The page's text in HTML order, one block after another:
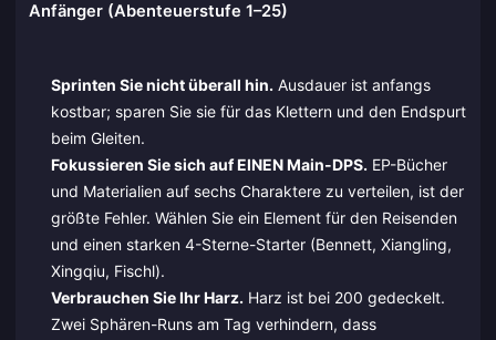
Anfänger (Abenteuerstufe 1–25)
Sprinten Sie nicht überall hin. Ausdauer ist anfangs
kostbar; sparen Sie sie für das Klettern und den Endspurt
beim Gleiten.
Fokussieren Sie sich auf EINEN Main-DPS. EP-Bücher
und Materialien auf sechs Charaktere zu verteilen, ist der
größte Fehler. Wählen Sie ein Element für den Reisenden
und einen starken 4-Sterne-Starter (Bennett, Xiangling,
Xingqiu, Fischl).
Verbrauchen Sie Ihr Harz. Harz ist bei 200 gedeckelt.
Zwei Sphären-Runs am Tag verhindern, dass